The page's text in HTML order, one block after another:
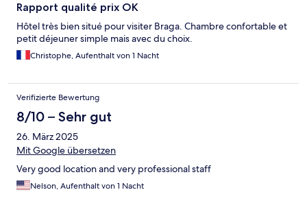
Rapport qualité prix OK
Hôtel très bien situé pour visiter Braga. Chambre confortable et
petit déjeuner simple mais avec du choix.
Christophe, Aufenthalt von 1 Nacht
Verifizierte Bewertung
8/10 – Sehr gut
26. März 2025
Mit Google übersetzen
Very good location and very professional staff
Nelson, Aufenthalt von 1 Nacht